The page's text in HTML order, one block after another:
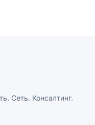
Сеть. Консалтинг.